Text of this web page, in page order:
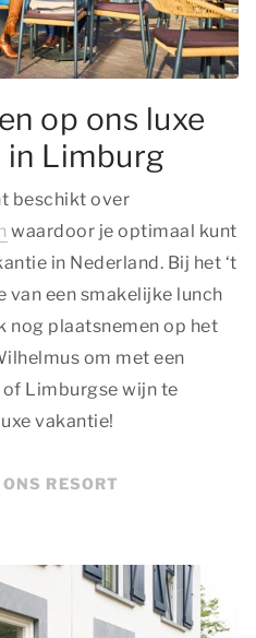
op ons luxe
Limburg
beschikt over
waardoor je optimaal kunt
in Nederland. Bij het ‘t
van een smakelijke lunch
nog plaatsnemen op het
om met een
Limburgse wijn te
vakantie!
RESORT